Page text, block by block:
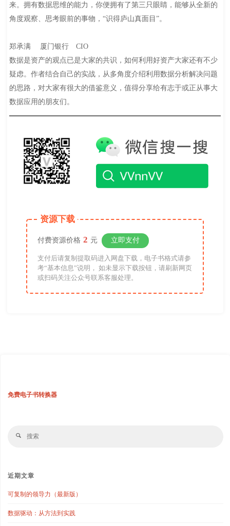
来。拥有数据思维的能力，你便拥有了第三只眼睛，能够从全新的
角度观察、思考眼前的事物，“识得庐山真面目”。
郑承满 厦门银行 CIO
数据是资产的观点已是大家的共识，如何利用好资产大家还有不少
疑虑。作者结合自己的实战，从多角度介绍利用数据分析解决问题
的思路，对大家有很大的借鉴意义，值得分享给有志于或正从事大
数据应用的朋友们。
资源下载
付费资源价格 2 元 立即支付
支付后请复制提取码进入网盘下载，电子书格式请参
考“基本信息”说明， 如未显示下载按钮，请刷新网页
或扫码关注公众号联系客服处理。
免费电子书转换器
搜
近期文章
可复制的领导力（最新版）
数据驱动：从方法到实践